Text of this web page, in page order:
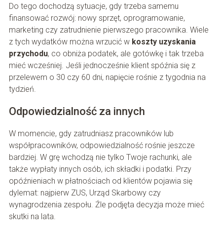
Do tego dochodzą sytuacje, gdy trzeba samemu
finansować rozwój: nowy sprzęt, oprogramowanie,
marketing czy zatrudnienie pierwszego pracownika. Wiele
z tych wydatków można wrzucić w koszty uzyskania
przychodu, co obniża podatek, ale gotówkę i tak trzeba
mieć wcześniej. Jeśli jednocześnie klient spóźnia się z
przelewem o 30 czy 60 dni, napięcie rośnie z tygodnia na
tydzień.
Odpowiedzialność za innych
W momencie, gdy zatrudniasz pracowników lub
współpracowników, odpowiedzialność rośnie jeszcze
bardziej. W grę wchodzą nie tylko Twoje rachunki, ale
także wypłaty innych osób, ich składki i podatki. Przy
opóźnieniach w płatnościach od klientów pojawia się
dylemat: najpierw ZUS, Urząd Skarbowy czy
wynagrodzenia zespołu. Źle podjęta decyzja może mieć
skutki na lata.